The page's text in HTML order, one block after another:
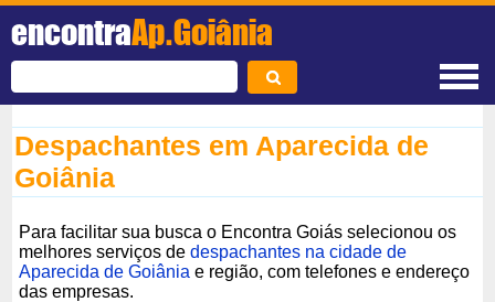
encontraAp.Goiânia
Despachantes em Aparecida de
Goiânia
Para facilitar sua busca o Encontra Goiás selecionou os
melhores serviços dedespachantes na cidade de
Aparecida de Goiânia e região, com telefones e endereço
das empresas.